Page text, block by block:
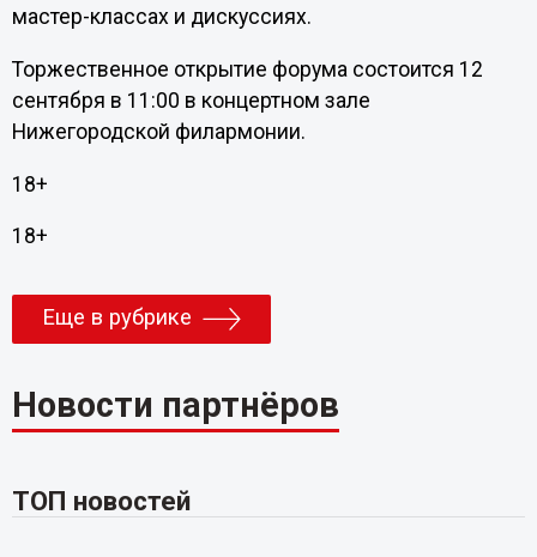
мастер-классах и дискуссиях.
Торжественное открытие форума состоится 12
сентября в 11:00 в концертном зале
Нижегородской филармонии.
18+
18+
Еще в рубрике
Новости партнёров
ТОП новостей